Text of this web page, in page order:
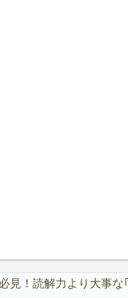
見！読解力より大事